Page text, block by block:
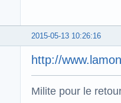
2015-05-13 10:26:16
http://
Milite pour le